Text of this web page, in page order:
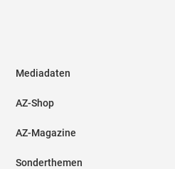
Mediadaten
AZ-Shop
AZ-Magazine
Sonderthemen